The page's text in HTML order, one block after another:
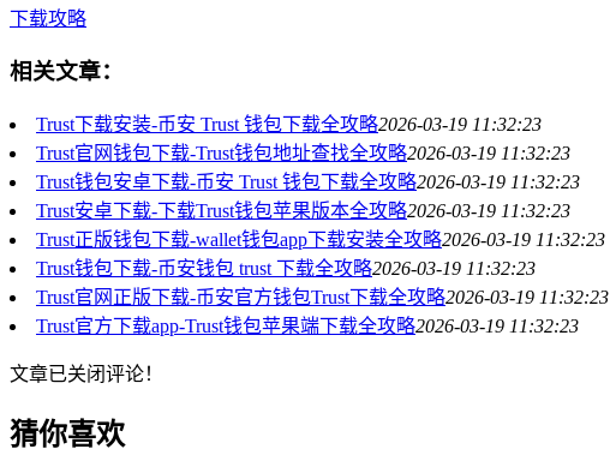
下载攻略
相关文章：
Trust下载安装-币安 Trust 钱包下载全攻略2026-03-19 11:32:23
Trust官网钱包下载-Trust钱包地址查找全攻略2026-03-19 11:32:23
Trust钱包安卓下载-币安 Trust 钱包下载全攻略2026-03-19 11:32:23
Trust安卓下载-下载Trust钱包苹果版本全攻略2026-03-19 11:32:23
Trust正版钱包下载-wallet钱包app下载安装全攻略2026-03-19 11:32:23
Trust钱包下载-币安钱包 trust 下载全攻略2026-03-19 11:32:23
Trust官网正版下载-币安官方钱包Trust下载全攻略2026-03-19 11:32:23
Trust官方下载app-Trust钱包苹果端下载全攻略2026-03-19 11:32:23
文章已关闭评论！
猜你喜欢